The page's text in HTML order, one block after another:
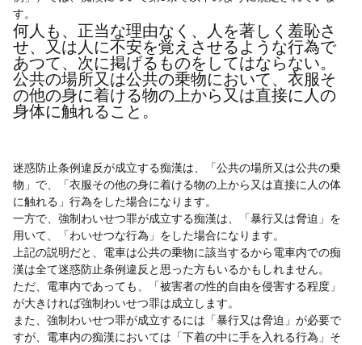
す。
何人も、正当な理由なく、人を著しく羞恥さ
せ、又は人に不安を覚えさせるような行為で
あつて、次に掲げるものをしてはならない。
公共の場所又は公共の乗物において、衣服そ
の他の身に着ける物の上から又は直接に人の
身体に触れること。
迷惑防止条例違反が成立する痴漢は、「公共の場所又は公共の乗
物」で、「衣服その他の身に着ける物の上から又は直接に人の体
に触れる」行為をした場合になります。
一方で、強制わいせつ罪が成立する痴漢は、「暴行又は脅迫」を
用いて、「わいせつな行為」をした場合になります。
上記の説明だと、電車は公共の乗物に該当するから電車内での痴
漢は全て迷惑防止条例違反と思った方もいるかもしれません。
ただ、電車内であっても、「被害者の性的自由を侵害する程度」
が大きければ強制わいせつ罪は成立します。
また、強制わいせつ罪が成立するには「暴行又は脅迫」が必要で
すが、電車内の痴漢においては「下着の中に手を入れる行為」そ